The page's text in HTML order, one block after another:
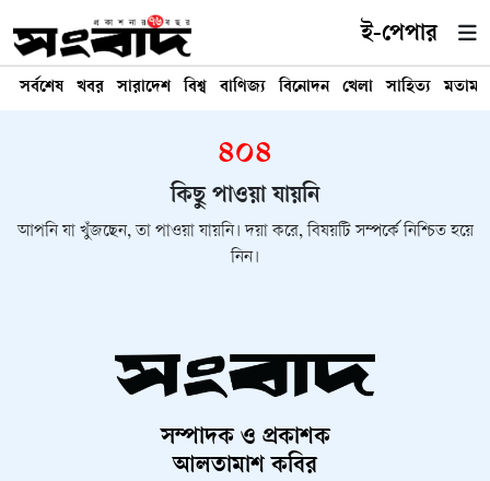
ই-পেপার
সর্বশেষ খবর সারাদেশ বিশ্ব বাণিজ্য বিনোদন খেলা সাহিত্য মতামত
৪০৪
কিছু পাওয়া যায়নি
আপনি যা খুঁজছেন, তা পাওয়া যায়নি। দয়া করে, বিষয়টি সম্পর্কে নিশ্চিত হয়ে
নিন।
সম্পাদক ও প্রকাশক
আলতামাশ কবির